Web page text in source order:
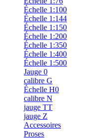
Échelle 1:100
Échelle 1:144
Échelle 1:150
Échelle 1:200
Échelle 1:350
Échelle 1:400
Échelle 1:500
Jauge 0
calibre G
Échelle H0
calibre N
jauge TT
jauge Z
Accessoires
Proses